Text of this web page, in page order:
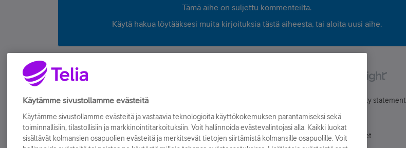
Tämä aihe on suljettu kommenteilta.
Käytä hakua löytääksesi muita kirjoituksia tästä aiheesta, tai aloita uusi aihe.
Accessibility statement
Evästeasetukset
Käytämme sivustollamme evästeitä
Käytämme sivustollamme evästeitä ja vastaavia teknologioita käyttökokemuksen parantamiseksi sekä
toiminnallisiin, tilastollisiin ja markkinointitarkoituksiin. Voit hallinnoida evästevalintojasi alla. Kaikki luokat
sisältävät kolmansien osapuolien evästeitä ja merkitsevät tietojen siirtämistä kolmansille osapuolille. Voit